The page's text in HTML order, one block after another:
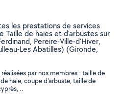
les prestations de services
Taille de haies et d'arbustes sur
Pereire-Ville-d'Hiver,
Les Abatilles) (Gironde,
par nos membres : taille de
haie, coupe d'arbuste, taille de
..